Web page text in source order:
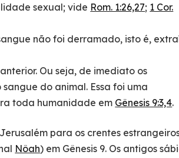
sexual; vide Rom. 1:26,27; 1 Cor.
não foi derramado, isto é,
Ou seja, de imediato os
do animal. Essa foi uma
toda humanidade em Gênesis 9:3,4.
para os crentes
Nôah) em Gênesis 9. Os antigos